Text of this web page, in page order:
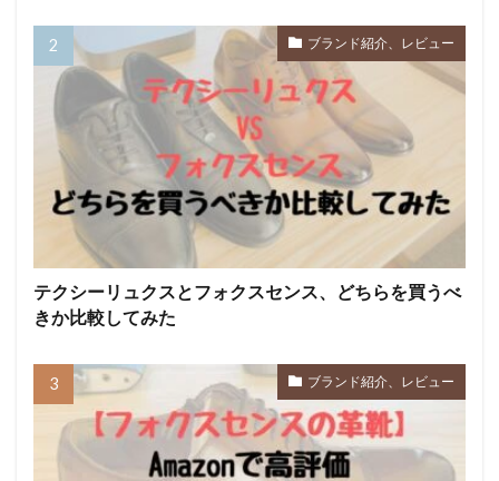
ブランド紹介、レビュー
テクシーリュクスとフォクスセンス、どちらを買うべ
きか比較してみた
ブランド紹介、レビュー